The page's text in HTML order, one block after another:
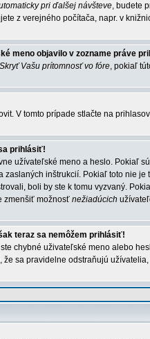
pri ďalšej návšteve, budete
z verejného počítača, napr. v
meno objavilo v zozname práve
Skryť Vašu prítomnosť vo fóre, pokiaľ
V tomto prípade stlačte na
prihlásiť!
užívateľské meno a heslo. Pokiaľ
inštrukcií. Pokiaľ toto nie
boli by ste k tomu vyzvaný.
zmenšiť možnosť nežiadúcich
teraz sa nemôžem prihlásiť!
chybné uživateľské meno alebo
sa pravidelne odstraňujú